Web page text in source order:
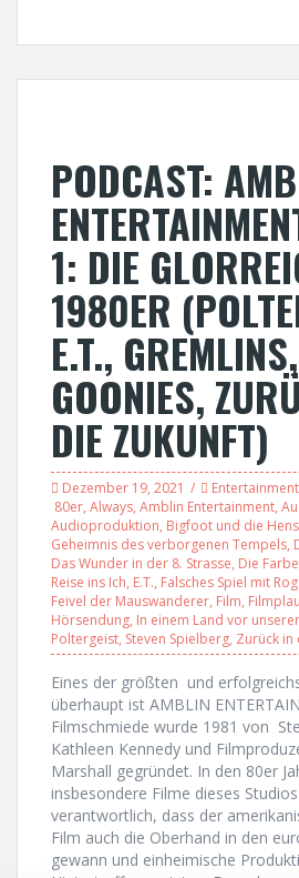
PODCAST:
1: DIE
1980ER
E.T.,
GOONIES,
DIE ZUKUNFT)
Dezember 19, 2021
80er, Always, Amblin Entertainment,
Audioproduktion, Bigfoot und die
Geheimnis des verborgenen Tempels,
Das Wunder in der 8. Strasse, Die
Reise ins Ich, E.T., Falsches Spiel mit
Feivel der Mauswanderer, Film,
Hörsendung, In einem Land vor
Poltergeist, Steven Spielberg, Zurück in
Eines der größten und
überhaupt ist AMBLIN
Filmschmiede wurde 1981 von
Kathleen Kennedy und
Marshall gegründet. In den 80er
insbesondere Filme dieses
verantwortlich, dass der
Film auch die Oberhand in den
gewann und einheimische